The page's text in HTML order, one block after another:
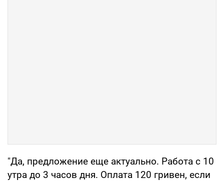
"Да, предложение еще актуально. Работа с 10
утра до 3 часов дня. Оплата 120 гривен, если